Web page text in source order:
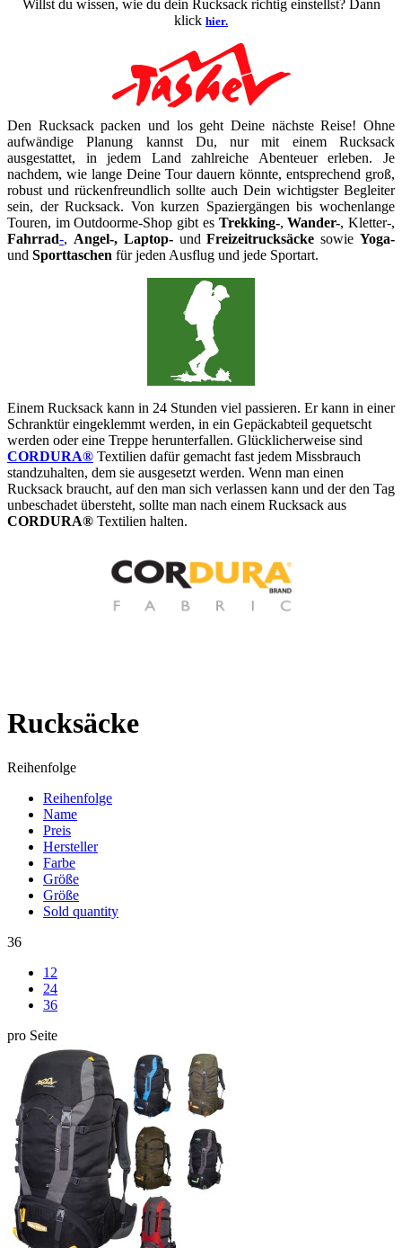
Willst du wissen, wie du dein Rucksack richtig einstellst? Dann
klick hier.
Den Rucksack packen und los geht Deine nächste Reise! Ohne
aufwändige Planung kannst Du, nur mit einem Rucksack
ausgestattet, in jedem Land zahlreiche Abenteuer erleben. Je
nachdem, wie lange Deine Tour dauern könnte, entsprechend groß,
robust und rückenfreundlich sollte auch Dein wichtigster Begleiter
sein, der Rucksack. Von kurzen Spaziergängen bis wochenlange
Touren, im Outdoorme-Shop gibt es Trekking-,Wander-, Kletter-,
Fahrrad-, Angel-, Laptop-undFreizeitrucksäcke sowieYoga-
und Sporttaschen für jeden Ausflug und jede Sportart.
Einem Rucksack kann in 24 Stunden viel passieren. Er kann in einer
Schranktür eingeklemmt werden, in ein Gepäckabteil gequetscht
werden oder eine Treppe herunterfallen. Glücklicherweise sind
CORDURA® Textilien dafür gemacht fast jedem Missbrauch
standzuhalten, dem sie ausgesetzt werden. Wenn man einen
Rucksack braucht, auf den man sich verlassen kann und der den Tag
unbeschadet übersteht, sollte man nach einem Rucksack aus
CORDURA® Textilien halten.
Rucksäcke
Reihenfolge
Reihenfolge
Name
Preis
Hersteller
Farbe
Größe
Größe
Sold quantity
36
12
24
36
pro Seite